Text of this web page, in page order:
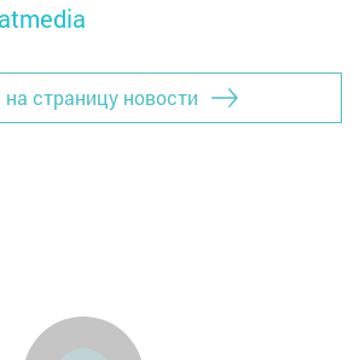
на страницу новости